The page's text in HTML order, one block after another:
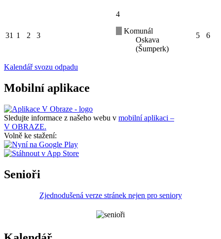
31 1 2 3
4
Komunál
Oskava
(Šumperk)
5 6
Kalendář svozu odpadu
Mobilní aplikace
Sledujte informace z našeho webu v mobilní aplikaci –
V OBRAZE.
Volně ke stažení:
Senioři
Zjednodušená verze stránek nejen pro seniory